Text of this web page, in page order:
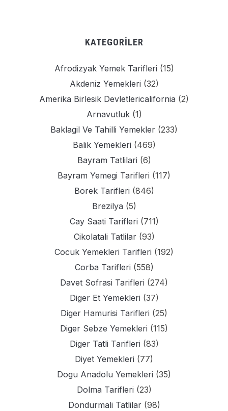
KATEGORILER
Afrodizyak Yemek Tarifleri (15)
Akdeniz Yemekleri (32)
Amerika Birlesik Devletlericalifornia (2)
Arnavutluk(1)
Baklagil Ve Tahilli Yemekler (233)
Balik Yemekleri (469)
Bayram Tatlilari (6)
Bayram Yemegi Tarifleri (117)
Borek Tarifleri (846)
Brezilya (5)
Cay Saati Tarifleri (711)
Cikolatali Tatlilar(93)
Cocuk Yemekleri Tarifleri (192)
Corba Tarifleri (558)
Davet Sofrasi Tarifleri (274)
Diger Et Yemekleri (37)
Diger Hamurisi Tarifleri (25)
Diger Sebze Yemekleri (115)
Diger Tatli Tarifleri (83)
Diyet Yemekleri (77)
Dogu Anadolu Yemekleri (35)
Dolma Tarifleri (23)
Dondurmali Tatlilar(98)